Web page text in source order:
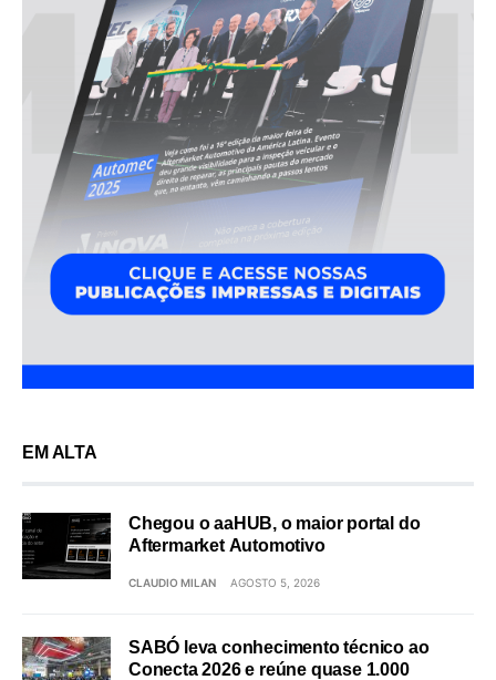
EM ALTA
Chegou o aaHUB, o maior portal do
Aftermarket Automotivo
CLAUDIO MILAN AGOSTO 5, 2026
SABÓ leva conhecimento técnico ao
Conecta 2026 e reúne quase 1.000